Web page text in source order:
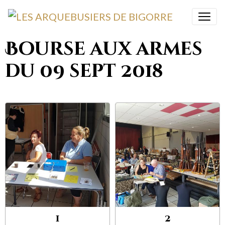
Bourse aux armes
du 09 sept 2018
1 2